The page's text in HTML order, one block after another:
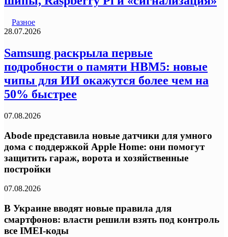
Разное
28.07.2026
Samsung раскрыла первые
подробности о памяти HBM5: новые
чипы для ИИ окажутся более чем на
50% быстрее
07.08.2026
Abode представила новые датчики для умного
дома с поддержкой Apple Home: они помогут
защитить гараж, ворота и хозяйственные
постройки
07.08.2026
В Украине вводят новые правила для
смартфонов: власти решили взять под контроль
все IMEI-коды